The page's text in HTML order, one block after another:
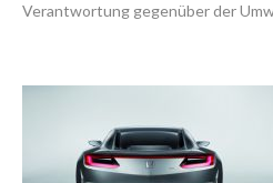
Verantwortung gegenüber der